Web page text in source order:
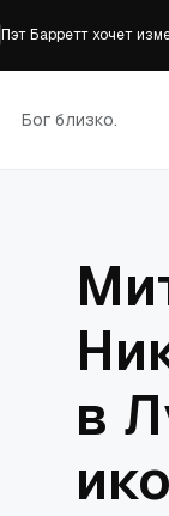
Пэт Барретт хочет
Белорусский
Бог близко.
в